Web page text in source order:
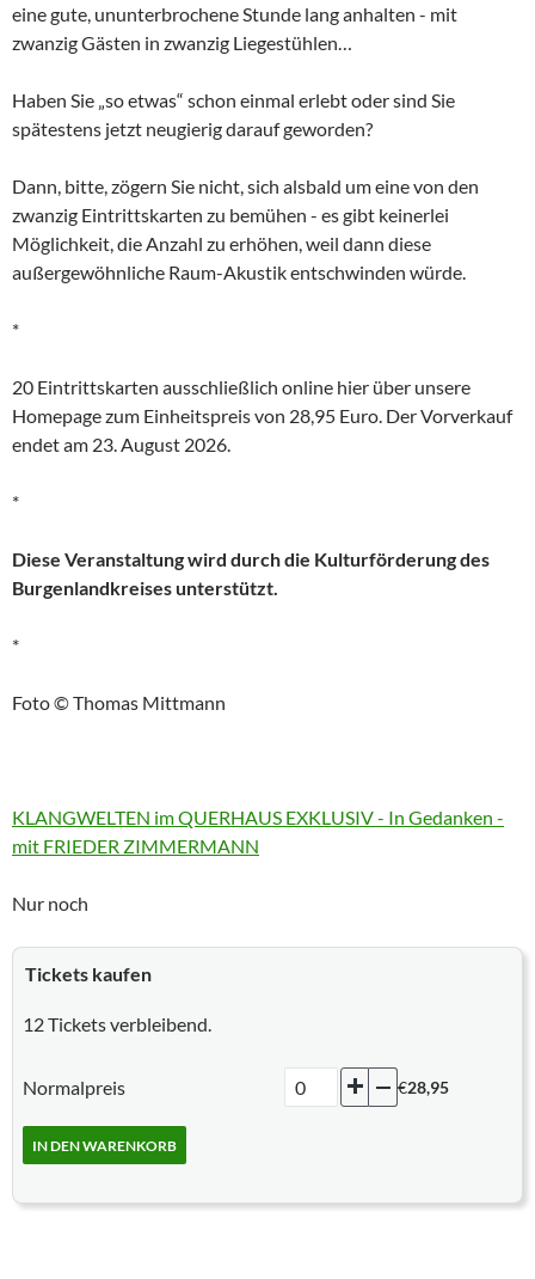
eine gute, ununterbrochene Stunde lang anhalten - mit
zwanzig Gästen in zwanzig Liegestühlen…
Haben Sie „so etwas“ schon einmal erlebt oder sind Sie
spätestens jetzt neugierig darauf geworden?
Dann, bitte, zögern Sie nicht, sich alsbald um eine von den
zwanzig Eintrittskarten zu bemühen - es gibt keinerlei
Möglichkeit, die Anzahl zu erhöhen, weil dann diese
außergewöhnliche Raum-Akustik entschwinden würde.
*
20 Eintrittskarten ausschließlich online hier über unsere
Homepage zum Einheitspreis von 28,95 Euro. Der Vorverkauf
endet am 23. August 2026.
*
Diese Veranstaltung wird durch die Kulturförderung des
Burgenlandkreises unterstützt.
*
Foto © Thomas Mittmann
More
information
KLANGWELTEN im QUERHAUS EXKLUSIV - In Gedanken -
mit FRIEDER ZIMMERMANN
Nur noch
Tickets kaufen
12Tickets verbleibend.
Normalpreis Hinzufügen
Eine
entfernen
€28,95
IN DEN WARENKORB